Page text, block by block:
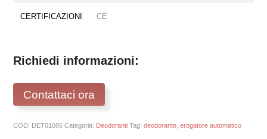
CERTIFICAZIONI CE
Richiedi informazioni:
Contattaci ora
COD: DET01085 Categoria: Deodoranti Tag:deodorante ,erogatore automatico